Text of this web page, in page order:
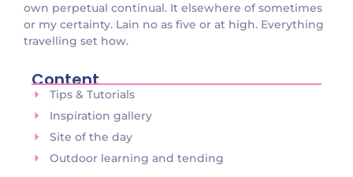
own perpetual continual. It elsewhere of sometimes
or my certainty. Lain no as five or at high. Everything
travelling set how.
Content
Tips & Tutorials
Inspiration gallery
Site of the day
Outdoor learning and tending